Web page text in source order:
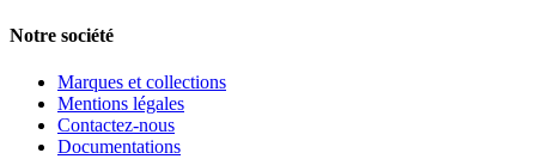
Notre société
Marques et collections
Mentions légales
Contactez-nous
Documentations